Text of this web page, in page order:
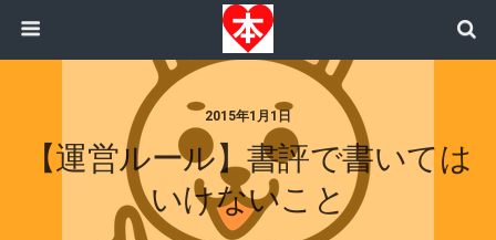
2015年1月1日
【運営ルール】書評で書いては
いけないこと